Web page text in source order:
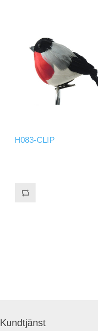
H083-CLIP
Kundtjänst